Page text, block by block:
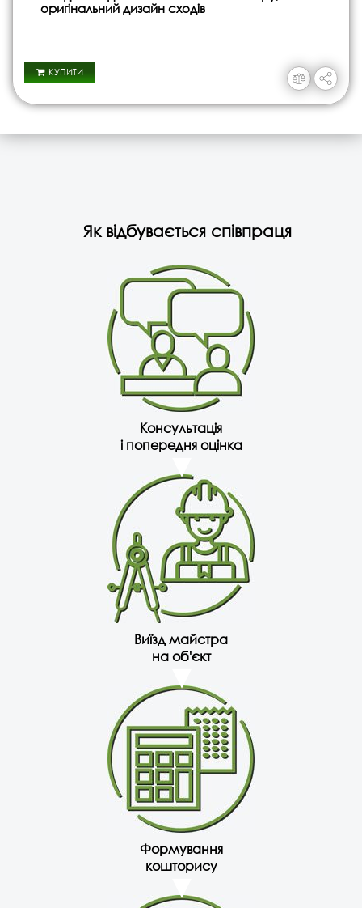
оригінальний дизайн сходів
КУПИТИ
Як відбувається співпраця
Консультація
і попередня оцінка
Виїзд майстра
на об'єкт
Формування
кошторису